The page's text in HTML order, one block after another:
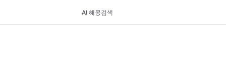
AI 해몽검색